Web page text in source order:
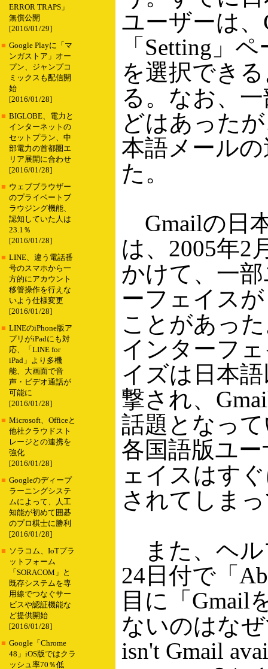
ERROR TRAPS」
無償公開
[2016/01/29]
■ Google Playに「マ
ンガストア」オー
プン、ジャンプコ
ミックスも配信開
始
[2016/01/28]
■ BIGLOBE、電力と
インターネットの
セットプラン、中
部電力の首都圏エ
リア展開に合わせ
[2016/01/28]
■ ウェブブラウザー
のプライベートブ
ラウジング機能、
認知していた人は
23.1％
[2016/01/28]
■ LINE、違う電話番
号のスマホから一
方的にアカウント
移管操作を行えな
いよう仕様変更
[2016/01/28]
■ LINEのiPhone版ア
プリがiPadにも対
応、「LINE for
iPad」より多機
能、大画面で音
声・ビデオ通話が
可能に
[2016/01/28]
■ Microsoft、Officeと
他社クラウドスト
レージとの連携を
強化
[2016/01/28]
■ Googleのディープ
ラーニングシステ
ムによって、人工
知能が初めて囲碁
のプロ棋士に勝利
[2016/01/28]
■ ソラコム、IoTプラ
ットフォーム
「SORACOM」と
既存システムを専
用線でつなぐサー
ビスや認証機能な
ど提供開始
[2016/01/28]
■ Google「Chrome
48」iOS版ではクラ
ッシュ率70％低
ユーザーは、
「Setting」
を選択でき
る。なお、
どはあった
本語メール
た。
Gmailの日
は、2005年2
かけて、一
ーフェイス
ことがあっ
インターフ
イズは日本
撃され、
話題となっ
各国語版ユ
ェイスはす
されてしま
また、ヘル
24日付で「
目に「Gmail
ないのはな
isn't Gmail